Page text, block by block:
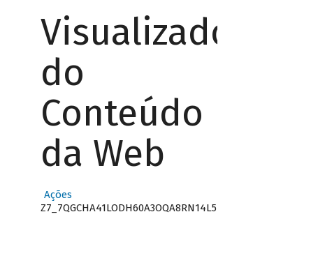
Visualizador
do
Conteúdo
da Web
Ações
Z7_7QGCHA41LODH60A3OQA8RN14L5